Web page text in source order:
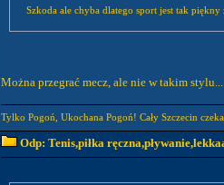
Szkoda ale chyba dlatego sport jest tak piękny
Można przegrać mecz, ale nie w takim
Tylko Pogoń, Ukochana Pogoń! Cały Szczecin
Odp: Tenis,piłka